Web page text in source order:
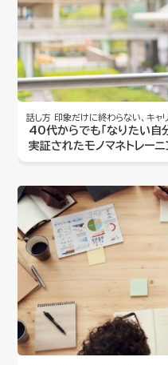
話し方 印象だけに終わらない、キャ
40代からでも「なりたい自
実証されたモノマネトレーニ